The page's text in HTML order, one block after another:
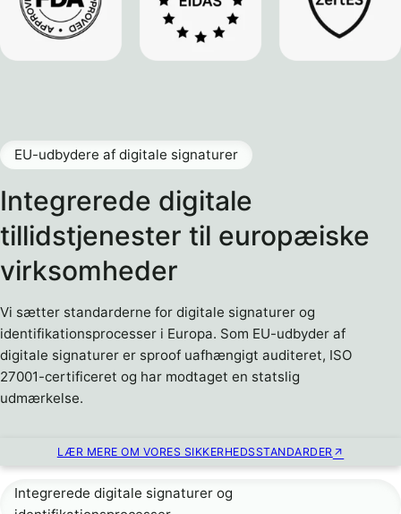
Integrerede digitale
tillidstjenester til europæiske
virksomheder
EU-udbydere af digitale signaturer
Vi sætter standarderne for digitale signaturer og
identifikationsprocesser i Europa. Som EU-udbyder af
digitale signaturer er sproof uafhængigt auditeret, ISO
27001-certificeret og har modtaget en statslig
udmærkelse.
LÆR MERE OM VORES SIKKERHEDSSTANDARDER
Integrerede digitale signaturer og